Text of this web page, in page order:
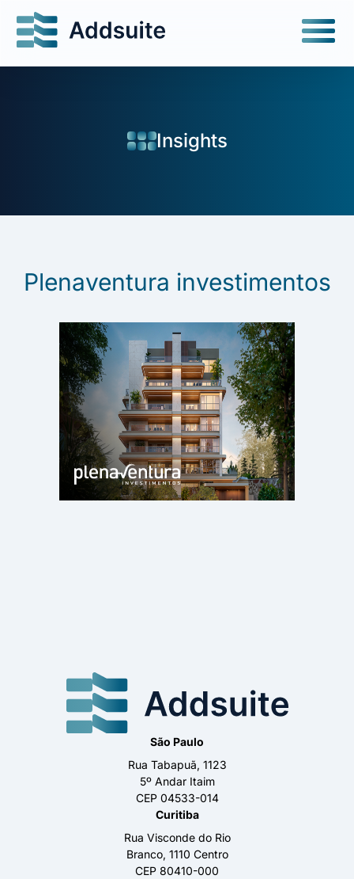
Insights
Plenaventura investimentos
São Paulo
Rua Tabapuã, 1123
5º Andar Itaim
CEP 04533-014
Curitiba
Rua Visconde do Rio
Branco, 1110 Centro
CEP 80410-000